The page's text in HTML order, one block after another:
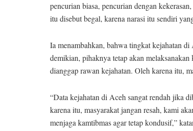
pencurian biasa, pencurian dengan
itu disebut begal, karena narasi itu sendiri
Ia menambahkan, bahwa tingkat kejahatan
demikian, pihaknya tetap akan
dianggap rawan kejahatan. Oleh karena itu,
“Data kejahatan di Aceh sangat rendah jika
karena itu, masyarakat jangan resah, kami
menjaga kamtibmas agar tetap kondusif,”